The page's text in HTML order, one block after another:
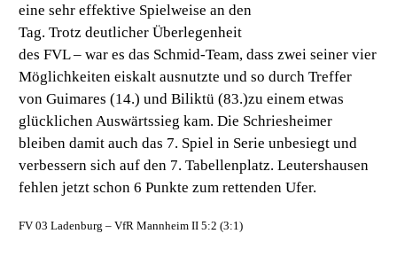
eine sehr effektive Spielweise an den
Tag. Trotz deutlicher Überlegenheit
des FVL – war es das Schmid-Team, dass zwei seiner vier
Möglichkeiten eiskalt ausnutzte und so durch Treffer
von Guimares (14.) und Biliktü (83.)zu einem etwas
glücklichen Auswärtssieg kam. Die Schriesheimer
bleiben damit auch das 7. Spiel in Serie unbesiegt und
verbessern sich auf den 7. Tabellenplatz. Leutershausen
fehlen jetzt schon 6 Punkte zum rettenden Ufer.
FV 03 Ladenburg – VfR Mannheim II 5:2 (3:1)